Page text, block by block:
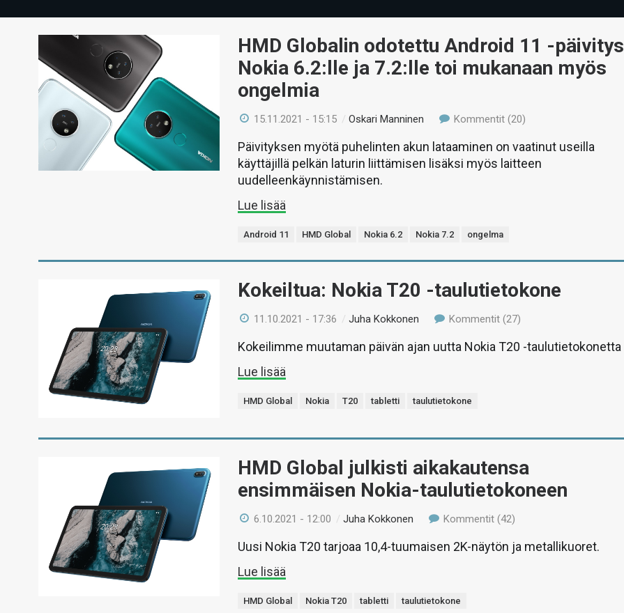
HMD Globalin odotettu Android 11 -päivitys
Nokia 6.2:lle ja 7.2:lle toi mukanaan myös
ongelmia
15.11.2021 - 15:15 /Oskari Manninen Kommentit (20)
Päivityksen myötä puhelinten akun lataaminen on vaatinut useilla
käyttäjillä pelkän laturin liittämisen lisäksi myös laitteen
uudelleenkäynnistämisen.
Lue lisää
Android 11 HMD Global Nokia 6.2 Nokia 7.2 ongelma
Kokeiltua: Nokia T20 -taulutietokone
11.10.2021 - 17:36 /Juha Kokkonen Kommentit (27)
Kokeilimme muutaman päivän ajan uutta Nokia T20 -taulutietokonetta
Lue lisää
HMD Global Nokia T20 tabletti taulutietokone
HMD Global julkisti aikakautensa
ensimmäisen Nokia-taulutietokoneen
6.10.2021 - 12:00 /Juha Kokkonen Kommentit (42)
Uusi Nokia T20 tarjoaa 10,4-tuumaisen 2K-näytön ja metallikuoret.
Lue lisää
HMD Global Nokia T20 tabletti taulutietokone